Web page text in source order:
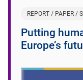
REPORT / PAPER /
Putting
Europe’s